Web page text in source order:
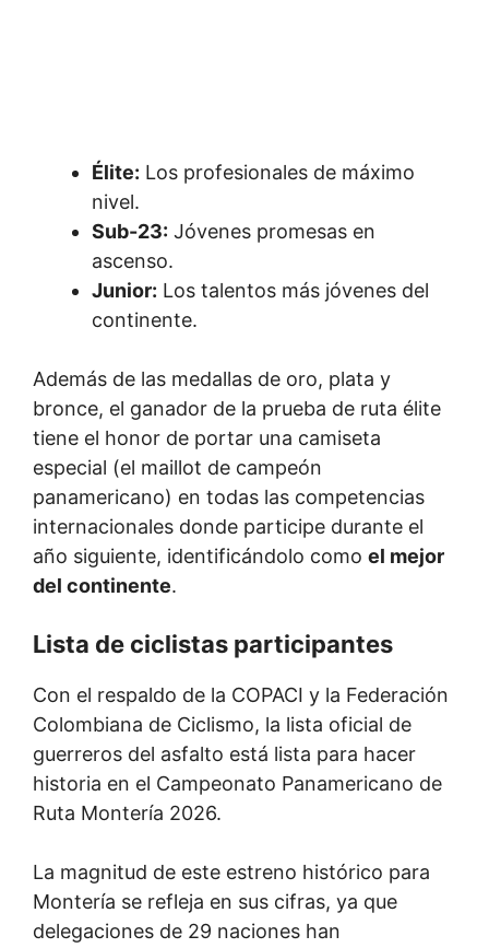
Élite: Los profesionales de máximo
nivel.
Sub-23: Jóvenes promesas en
ascenso.
Junior: Los talentos más jóvenes del
continente.
Además de las medallas de oro, plata y
bronce, el ganador de la prueba de ruta élite
tiene el honor de portar una camiseta
especial (el maillot de campeón
panamericano) en todas las competencias
internacionales donde participe durante el
año siguiente, identificándolo como el mejor
del continente.
Lista de ciclistas participantes
Con el respaldo de la COPACI y la Federación
Colombiana de Ciclismo, la lista oficial de
guerreros del asfalto está lista para hacer
historia en el Campeonato Panamericano de
Ruta Montería 2026.
La magnitud de este estreno histórico para
Montería se refleja en sus cifras, ya que
delegaciones de 29 naciones han